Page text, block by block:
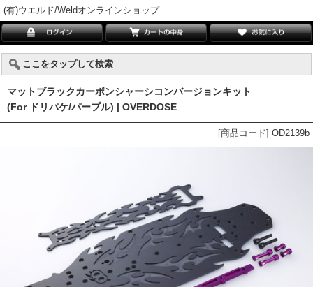
(有)ウエルド/Weldオンラインショップ
ここをタップして検索
マットブラックカーボンシャーシコンバージョンキット
(For ドリパケ/パープル) | OVERDOSE
[商品コード] OD2139b